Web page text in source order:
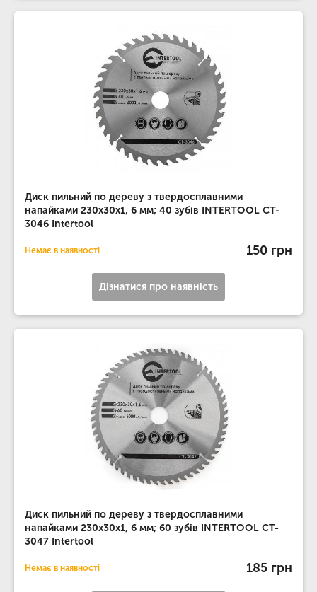
Диск пильний по дереву з твердосплавними
напайками 230x30x1, 6 мм; 40 зубів INTERTOOL CT-
3046 Intertool
Немає в наявності 150 грн
Дізнатися про наявність
Диск пильний по дереву з твердосплавними
напайками 230x30x1, 6 мм; 60 зубів INTERTOOL CT-
3047 Intertool
Немає в наявності 185 грн